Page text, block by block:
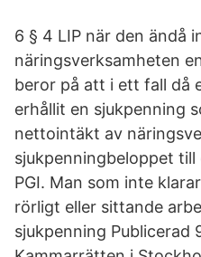
6 § 4 LIP när den ändå
näringsverksamheten
beror på att i ett fall då
erhållit en sjukpenning
nettointäkt av
sjukpenningbeloppet
PGI. Man som inte
rörligt eller sittande
sjukpenning Publicerad